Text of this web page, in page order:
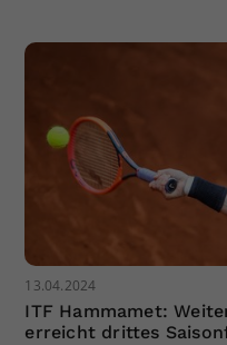
13.04.2024
ITF Hammamet:
erreicht drittes
zufällig
hat.